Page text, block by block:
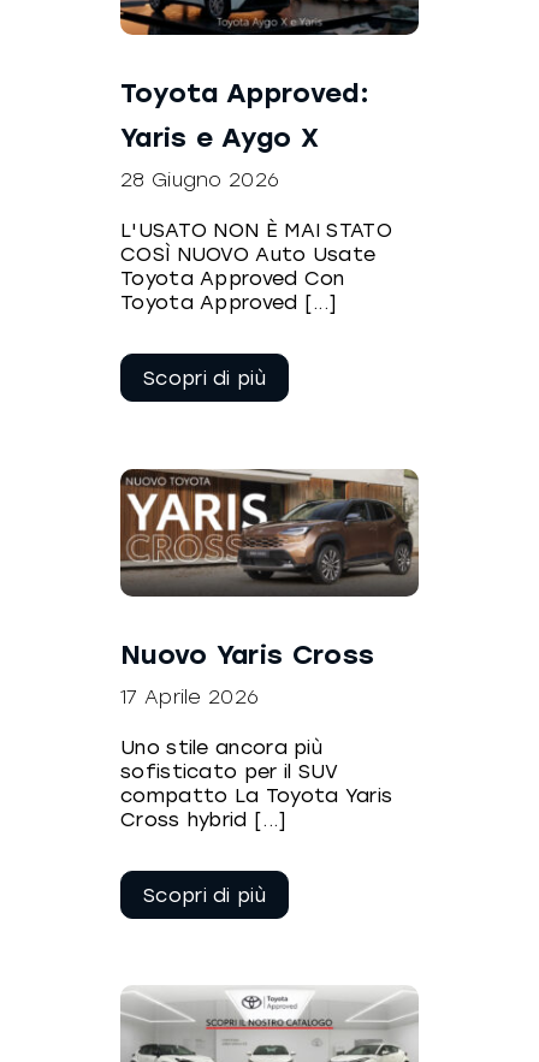
Toyota Approved:
Yaris e Aygo X
28 Giugno 2026
L'USATO NON È MAI STATO
COSÌ NUOVO Auto Usate
Toyota Approved Con
Toyota Approved [...]
leggere
Nuovo Yaris Cross
17 Aprile 2026
Uno stile ancora più
sofisticato per il SUV
compatto La Toyota Yaris
Cross hybrid [...]
leggere